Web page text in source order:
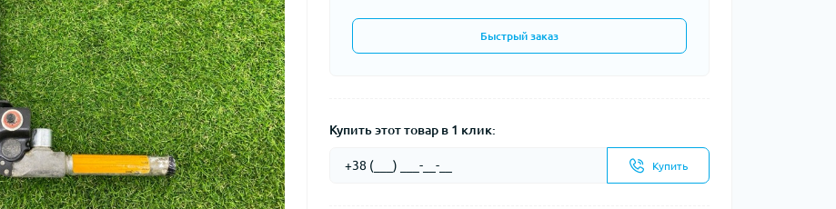
Быстрый заказ
Купить этот товар в 1 клик:
Купить